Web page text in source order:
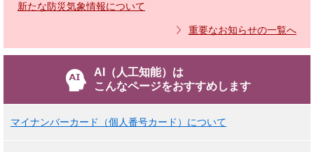
新たな防災気象情報について
重要なお知らせの一覧へ
AI（人工知能）は
こんなページをおすすめします
マイナンバーカード（個人番号カード）について